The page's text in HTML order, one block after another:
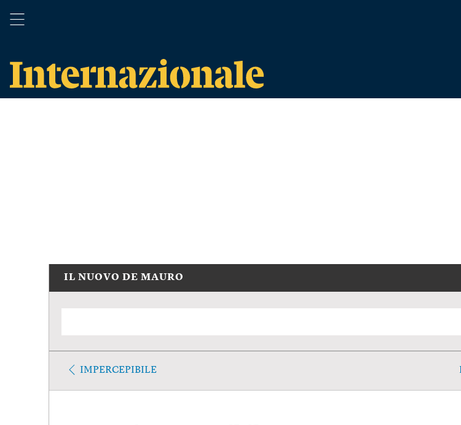
IL NUOVO DE MAURO
IMPERCEPIBILE